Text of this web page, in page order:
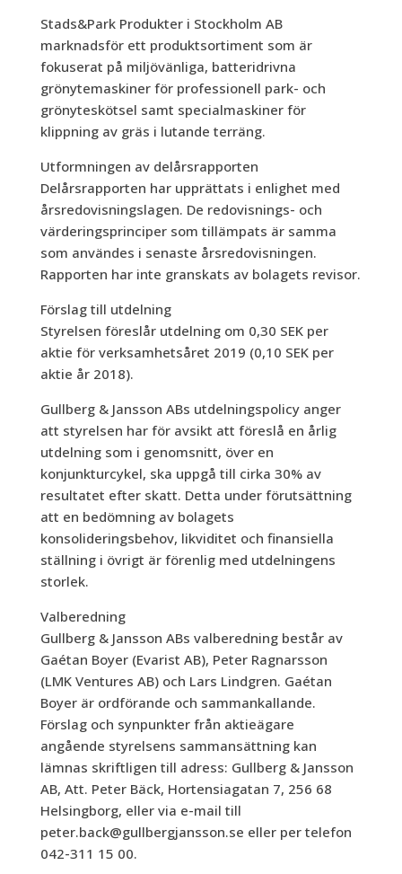
Stads&Park Produkter i Stockholm AB
marknadsför ett produktsortiment som är
fokuserat på miljövänliga, batteridrivna
grönytemaskiner för professionell park- och
grönyteskötsel samt specialmaskiner för
klippning av gräs i lutande terräng.
Utformningen av delårsrapporten
Delårsrapporten har upprättats i enlighet med
årsredovisningslagen. De redovisnings- och
värderingsprinciper som tillämpats är samma
som användes i senaste årsredovisningen.
Rapporten har inte granskats av bolagets revisor.
Förslag till utdelning
Styrelsen föreslår utdelning om 0,30 SEK per
aktie för verksamhetsåret 2019 (0,10 SEK per
aktie år 2018).
Gullberg & Jansson ABs utdelningspolicy anger
att styrelsen har för avsikt att föreslå en årlig
utdelning som i genomsnitt, över en
konjunkturcykel, ska uppgå till cirka 30% av
resultatet efter skatt. Detta under förutsättning
att en bedömning av bolagets
konsolideringsbehov, likviditet och finansiella
ställning i övrigt är förenlig med utdelningens
storlek.
Valberedning
Gullberg & Jansson ABs valberedning består av
Gaétan Boyer (Evarist AB), Peter Ragnarsson
(LMK Ventures AB) och Lars Lindgren. Gaétan
Boyer är ordförande och sammankallande.
Förslag och synpunkter från aktieägare
angående styrelsens sammansättning kan
lämnas skriftligen till adress: Gullberg & Jansson
AB, Att. Peter Bäck, Hortensiagatan 7, 256 68
Helsingborg, eller via e-mail till
peter.back@gullbergjansson.se eller per telefon
042-311 15 00.